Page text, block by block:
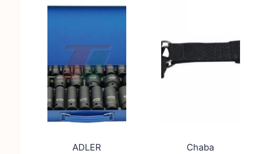
ADLER
Chaba